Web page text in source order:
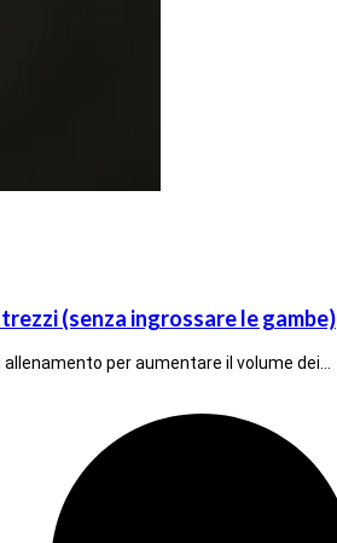
(senza ingrossare le gambe)
per aumentare il volume dei…